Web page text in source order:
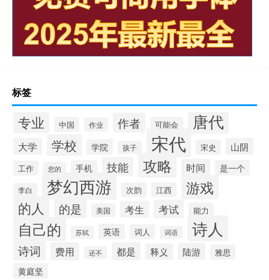
标签
专业 中国 作业 作者 可能会 唐代
大学 学校 学院 孩子 宋代 宋史 山阴
工作 您的 手机 技能 攻略 时间 是一个
李白 梦幻西游 次韵 江西 游戏
的人 的是 美国 考生 考试 能力
自己的 苏轼 英语 词人 词语 诗人
诗词 费用 还不 都是 释义 陆游 雅思
黄庭坚